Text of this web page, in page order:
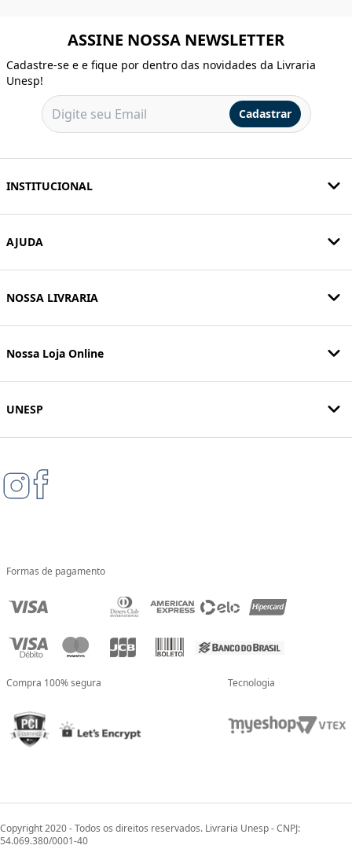
ASSINE NOSSA NEWSLETTER
Cadastre-se e e fique por dentro das novidades da Livraria
Unesp!
Cadastrar
INSTITUCIONAL
AJUDA
NOSSA LIVRARIA
Nossa Loja Online
UNESP
Formas de pagamento
Compra 100% segura Tecnologia
Copyright 2020 - Todos os direitos reservados. Livraria Unesp - CNPJ:
54.069.380/0001-40